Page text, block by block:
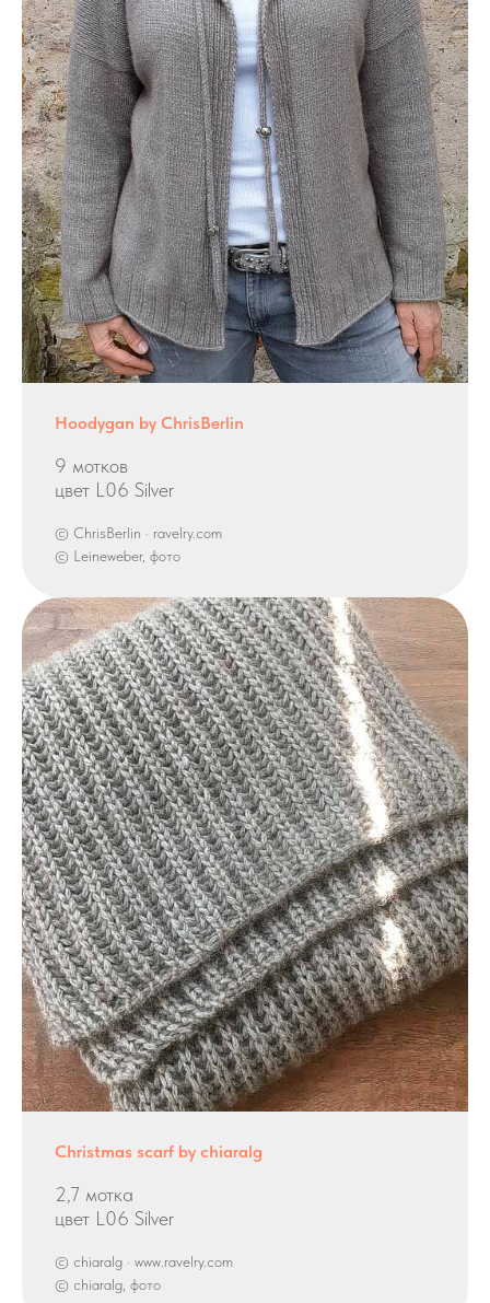
Hoodygan by ChrisBerlin
9 мотков
цвет L06 Silver
© ChrisBerlin · ravelry.com
© Leineweber, фото
Christmas scarf by chiaralg
2,7 мотка
цвет L06 Silver
© chiaralg · www.ravelry.com
© chiaralg, фото